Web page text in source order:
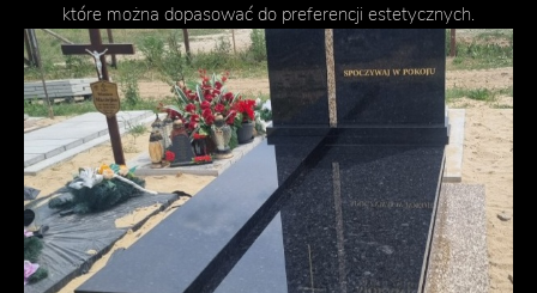
które można dopasować do preferencji estetycznych.